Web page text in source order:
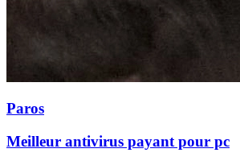
Paros
Meilleur antivirus payant pour pc